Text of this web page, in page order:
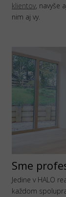
klientov, navyše
nim aj vy.
Sme
Jedine v HALO
každom